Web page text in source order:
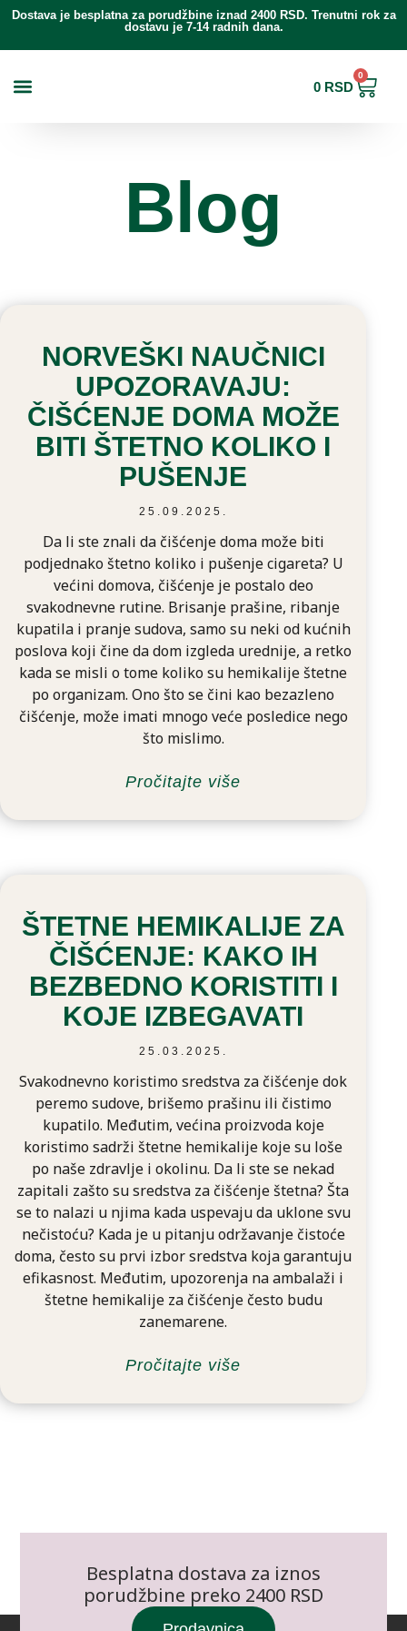
Pređi
sadržaj
Dostava je besplatna za porudžbine iznad 2400 RSD. Trenutni rok za
dostavu je 7-14 radnih dana.
0 RSD
0
Cart
Blog
NORVEŠKI NAUČNICI
UPOZORAVAJU:
ČIŠĆENJE DOMA MOŽE
BITI ŠTETNO KOLIKO I
PUŠENJE
25.09.2025.
Da li ste znali da čišćenje doma može biti
podjednako štetno koliko i pušenje cigareta? U
većini domova, čišćenje je postalo deo
svakodnevne rutine. Brisanje prašine, ribanje
kupatila i pranje sudova, samo su neki od kućnih
poslova koji čine da dom izgleda urednije, a retko
kada se misli o tome koliko su hemikalije štetne
po organizam. Ono što se čini kao bezazleno
čišćenje, može imati mnogo veće posledice nego
što mislimo.
Pročitajte više
ŠTETNE HEMIKALIJE ZA
ČIŠĆENJE: KAKO IH
BEZBEDNO KORISTITI I
KOJE IZBEGAVATI
25.03.2025.
Svakodnevno koristimo sredstva za čišćenje dok
peremo sudove, brišemo prašinu ili čistimo
kupatilo. Međutim, većina proizvoda koje
koristimo sadrži štetne hemikalije koje su loše
po naše zdravlje i okolinu. Da li ste se nekad
zapitali zašto su sredstva za čišćenje štetna? Šta
se to nalazi u njima kada uspevaju da uklone svu
nečistoću? Kada je u pitanju održavanje čistoće
doma, često su prvi izbor sredstva koja garantuju
efikasnost. Međutim, upozorenja na ambalaži i
štetne hemikalije za čišćenje često budu
zanemarene.
Pročitajte više
Besplatna dostava za iznos
porudžbine preko 2400 RSD